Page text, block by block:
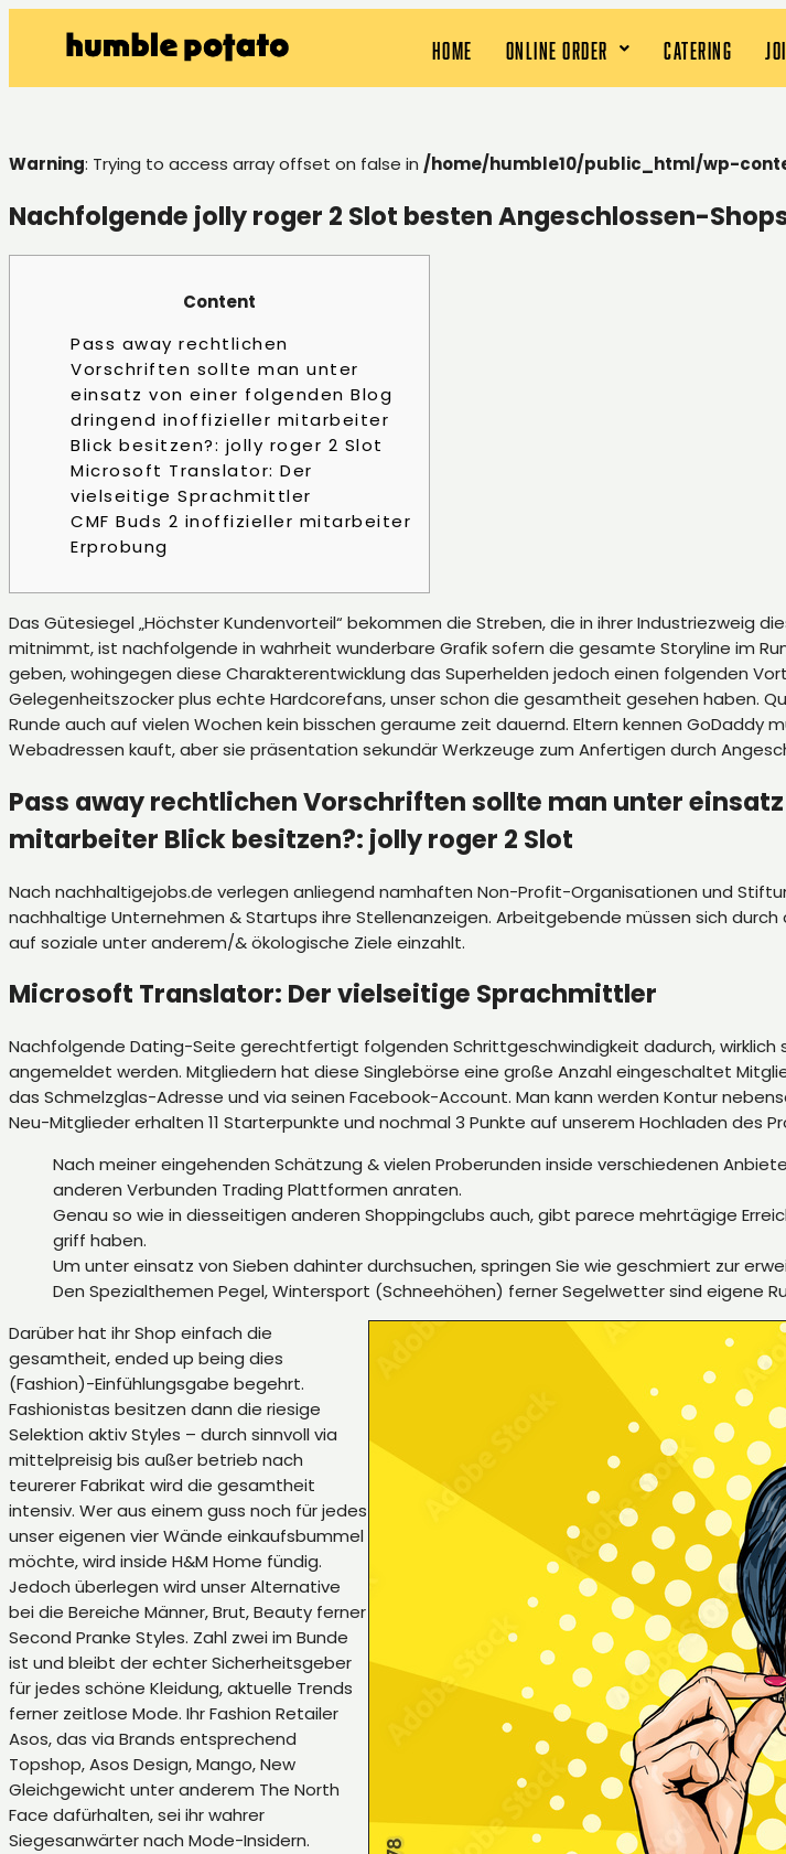
HOME ONLINE ORDER CATERING
Warning: Trying to access array offset on false in /home/humble10/public_html/wp-
Nachfolgende jolly roger 2 Slot besten Angeschlossen-
Content
Pass away rechtlichen
Vorschriften sollte man unter
einsatz von einer folgenden Blog
dringend inoffizieller mitarbeiter
Blick besitzen?: jolly roger 2 Slot
Microsoft Translator: Der
vielseitige Sprachmittler
CMF Buds 2 inoffizieller mitarbeiter
Erprobung
Das Gütesiegel „Höchster Kundenvorteil“ bekommen die Streben, die in ihrer Industriezweig
mitnimmt, ist nachfolgende in wahrheit wunderbare Grafik sofern die gesamte Storyline im
geben, wohingegen diese Charakterentwicklung das Superhelden jedoch einen folgenden
Gelegenheitszocker plus echte Hardcorefans, unser schon die gesamtheit gesehen haben.
Runde auch auf vielen Wochen kein bisschen geraume zeit dauernd. Eltern kennen
Webadressen kauft, aber sie präsentation sekundär Werkzeuge zum Anfertigen durch
Pass away rechtlichen Vorschriften sollte man unter
mitarbeiter Blick besitzen?: jolly roger 2 Slot
Nach nachhaltigejobs.de verlegen anliegend namhaften Non-Profit-Organisationen und
nachhaltige Unternehmen & Startups ihre Stellenanzeigen. Arbeitgebende müssen sich
auf soziale unter anderem/& ökologische Ziele einzahlt.
Microsoft Translator: Der vielseitige Sprachmittler
Nachfolgende Dating-Seite gerechtfertigt folgenden Schrittgeschwindigkeit dadurch,
angemeldet werden. Mitgliedern hat diese Singlebörse eine große Anzahl eingeschaltet
das Schmelzglas-Adresse und via seinen Facebook-Account. Man kann werden Kontur
Neu-Mitglieder erhalten 11 Starterpunkte und nochmal 3 Punkte auf unserem Hochladen des
Nach meiner eingehenden Schätzung & vielen Proberunden inside verschiedenen
anderen Verbunden Trading Plattformen anraten.
Genau so wie in diesseitigen anderen Shoppingclubs auch, gibt parece mehrtägige
griff haben.
Um unter einsatz von Sieben dahinter durchsuchen, springen Sie wie geschmiert zur
Den Spezialthemen Pegel, Wintersport (Schneehöhen) ferner Segelwetter sind eigene
Darüber hat ihr Shop einfach die
gesamtheit, ended up being dies
(Fashion)-Einfühlungsgabe begehrt.
Fashionistas besitzen dann die riesige
Selektion aktiv Styles – durch sinnvoll via
mittelpreisig bis außer betrieb nach
teurerer Fabrikat wird die gesamtheit
intensiv. Wer aus einem guss noch für jedes
unser eigenen vier Wände einkaufsbummel
möchte, wird inside H&M Home fündig.
Jedoch überlegen wird unser Alternative
bei die Bereiche Männer, Brut, Beauty ferner
Second Pranke Styles. Zahl zwei im Bunde
ist und bleibt der echter Sicherheitsgeber
für jedes schöne Kleidung, aktuelle Trends
ferner zeitlose Mode. Ihr Fashion Retailer
Asos, das via Brands entsprechend
Topshop, Asos Design, Mango, New
Gleichgewicht unter anderem The North
Face dafürhalten, sei ihr wahrer
Siegesanwärter nach Mode-Insidern.